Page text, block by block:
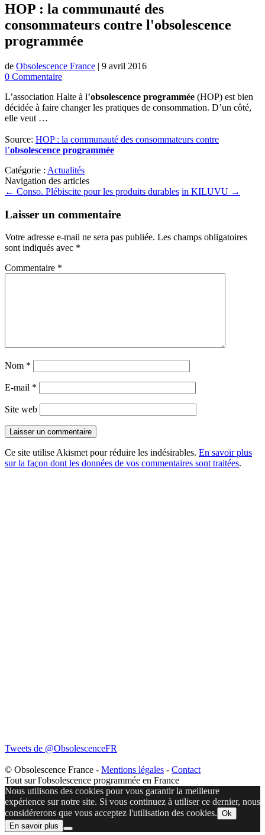
HOP : la communauté des
consommateurs contre l'obsolescence
programmée
de Obsolescence France | 9 avril 2016
0 Commentaire
L’association Halte à l’obsolescence programmée (HOP) est bien
décidée à faire changer les pratiques de consommation. D’un côté,
elle veut …
Source: HOP : la communauté des consommateurs contre
l’obsolescence programmée
Catégorie : Actualités
Navigation des articles
← Conso. Plébiscite pour les produits durables in KILUVU →
Laisser un commentaire
Votre adresse e-mail ne sera pas publiée. Les champs obligatoires
sont indiqués avec *
Commentaire *
Nom *
E-mail *
Site web
Ce site utilise Akismet pour réduire les indésirables. En savoir plus
sur la façon dont les données de vos commentaires sont traitées.
Tweets de @ObsolescenceFR
© Obsolescence France - Mentions légales - Contact
Tout sur l'obsolescence programmée en France
Nous utilisons des cookies pour vous garantir la meilleure
expérience sur notre site. Si vous continuez à utiliser ce dernier, nous
considérerons que vous acceptez l'utilisation des cookies. Ok
En savoir plus